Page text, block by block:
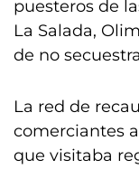
puesteros de
La Salada,
de no
La red de
comerciantes
que visitaba